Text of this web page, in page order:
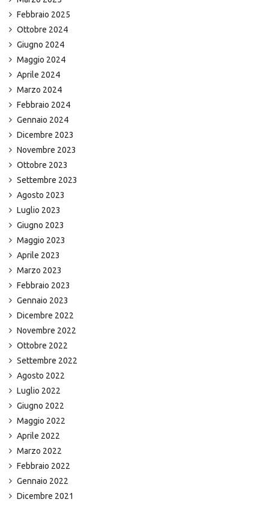
Febbraio 2025
Ottobre 2024
Giugno 2024
Maggio 2024
Aprile 2024
Marzo 2024
Febbraio 2024
Gennaio 2024
Dicembre 2023
Novembre 2023
Ottobre 2023
Settembre 2023
Agosto 2023
Luglio 2023
Giugno 2023
Maggio 2023
Aprile 2023
Marzo 2023
Febbraio 2023
Gennaio 2023
Dicembre 2022
Novembre 2022
Ottobre 2022
Settembre 2022
Agosto 2022
Luglio 2022
Giugno 2022
Maggio 2022
Aprile 2022
Marzo 2022
Febbraio 2022
Gennaio 2022
Dicembre 2021